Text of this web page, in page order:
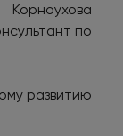
Корноухова
по
развитию